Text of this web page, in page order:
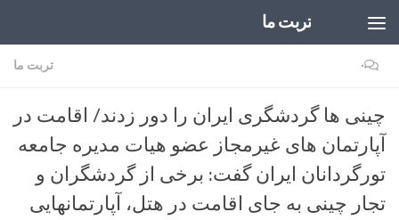
تربت ما
تربت ما ۰
چینی ها گردشگری ایران را دور زدند/ اقامت در
آپارتمان های غیرمجاز عضو هیات مدیره جامعه
تورگردانان ایران گفت: برخی از گردشگران و
تجار چینی به جای اقامت در هتل، آپارتمانهایی